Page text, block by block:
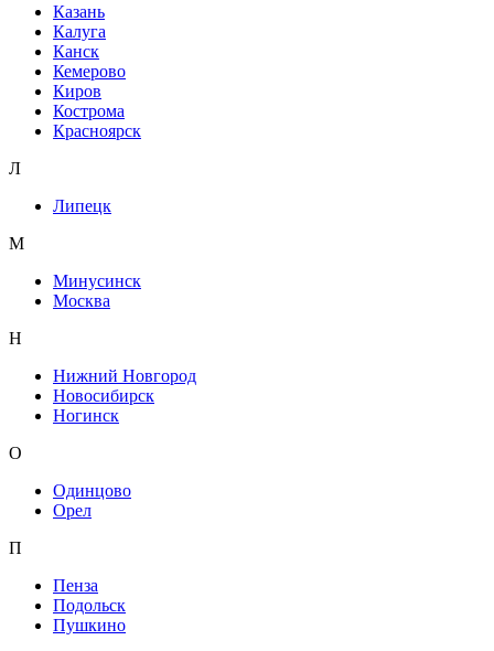
Казань
Калуга
Канск
Кемерово
Киров
Кострома
Красноярск
Л
Липецк
М
Минусинск
Москва
Н
Нижний Новгород
Новосибирск
Ногинск
О
Одинцово
Орел
П
Пенза
Подольск
Пушкино